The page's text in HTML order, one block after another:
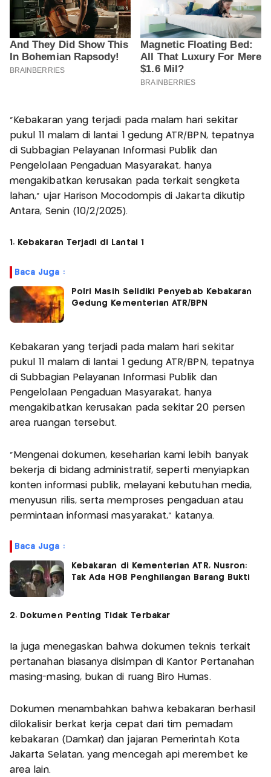
“Kebakaran yang terjadi pada malam hari sekitar
pukul 11 malam di lantai 1 gedung ATR/BPN, tepatnya
di Subbagian Pelayanan Informasi Publik dan
Pengelolaan Pengaduan Masyarakat, hanya
mengakibatkan kerusakan pada terkait sengketa
lahan," ujar Harison Mocodompis di Jakarta dikutip
Antara, Senin (10/2/2025).
1. Kebakaran Terjadi di Lantai 1
Baca Juga :
Polri Masih Selidiki Penyebab Kebakaran
Gedung Kementerian ATR/BPN
Kebakaran yang terjadi pada malam hari sekitar
pukul 11 malam di lantai 1 gedung ATR/BPN, tepatnya
di Subbagian Pelayanan Informasi Publik dan
Pengelolaan Pengaduan Masyarakat, hanya
mengakibatkan kerusakan pada sekitar 20 persen
area ruangan tersebut.
"Mengenai dokumen, keseharian kami lebih banyak
bekerja di bidang administratif, seperti menyiapkan
konten informasi publik, melayani kebutuhan media,
menyusun rilis, serta memproses pengaduan atau
permintaan informasi masyarakat," katanya.
Baca Juga :
Kebakaran di Kementerian ATR, Nusron:
Tak Ada HGB Penghilangan Barang Bukti
2. Dokumen Penting Tidak Terbakar
Ia juga menegaskan bahwa dokumen teknis terkait
pertanahan biasanya disimpan di Kantor Pertanahan
masing-masing, bukan di ruang Biro Humas.
Dokumen menambahkan bahwa kebakaran berhasil
dilokalisir berkat kerja cepat dari tim pemadam
kebakaran (Damkar) dan jajaran Pemerintah Kota
Jakarta Selatan, yang mencegah api merembet ke
area lain.